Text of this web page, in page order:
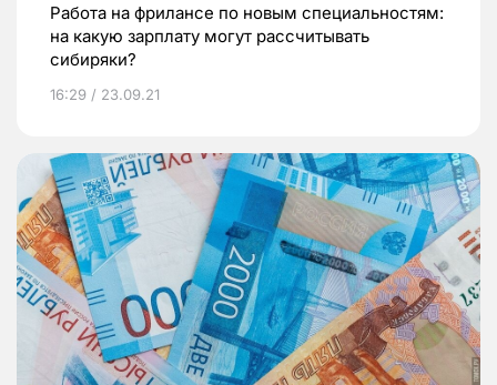
Работа на фрилансе по новым специальностям:
на какую зарплату могут рассчитывать
сибиряки?
16:29 / 23.09.21